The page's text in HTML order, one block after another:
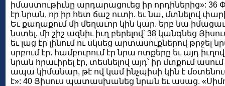
իմաստութիւնը արդարացուեց իր որդիներից»: 36
էր նրան, որ իր հետ ճաշ ուտի. եւ նա, մտնելով
Եւ քաղաքում մի մեղաւոր կին կար. երբ նա
նստել, մի շիշ ազնիւ իւղ բերելով՝ 38 կանգնեց
եւ լաց էր լինում ու սկսեց արտասուքներով թրջել
սրբում էր. համբուրում էր նրա ոտքերը եւ այդ
նրան հրաւիրել էր, տեսնելով այդ՝ իր մտքում
ապա կիմանար, թէ ով կամ ինչպիսի կին է
է»: 40 Յիսուս պատասխանեց նրան եւ ասաց.